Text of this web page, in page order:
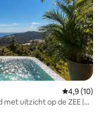
4,9 (10)
uitzicht op de ZEE |